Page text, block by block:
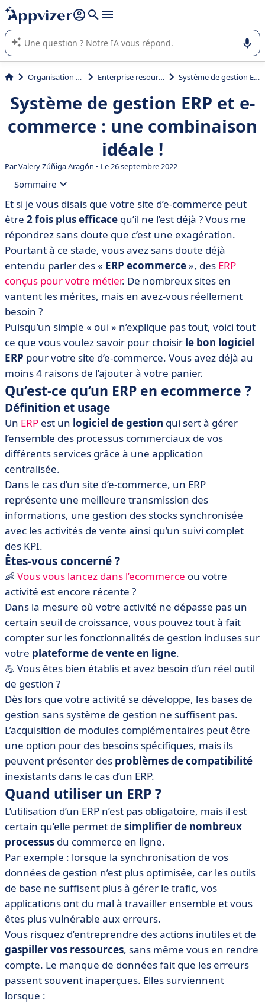
répondre (plusieurs lignes avec
L'IA de Appvizer vous guide dans l'utilisation ou la sélection de
logiciel SaaS en entreprise.
Organisation et planification Enterprise resource planning (ERP) Système de gestion ERP et e-commerce : une combinaison idéale !
Système de gestion ERP et e-
commerce : une combinaison
idéale !
Par Valery Zúñiga Aragón • Le 26 septembre 2022
Sommaire
• Qu’est-ce qu’un ERP en ecommerce ?
• Quand utiliser un ERP ?
• Les 4 avantages + exemples de fonctionnalités utiles
• Et maintenant, comment choisir le bon logiciel ?
• En bref, un ERP ecommerce qu’est ce que ça vaut ?
Et si je vous disais que votre site d’e-commerce peut
être 2 fois plus efficace qu’il ne l’est déjà ? Vous me
répondrez sans doute que c’est une exagération.
Pourtant à ce stade, vous avez sans doute déjà
entendu parler des « ERP ecommerce», des ERP
conçus pour votre métier. De nombreux sites en
vantent les mérites, mais en avez-vous réellement
besoin ?
Puisqu’un simple « oui » n’explique pas tout, voici tout
ce que vous voulez savoir pour choisir le bon logiciel
ERP pour votre site d’e-commerce. Vous avez déjà au
moins 4 raisons de l’ajouter à votre panier.
Qu’est-ce qu’un ERP en ecommerce ?
Définition et usage
Un ERP est un logiciel de gestion qui sert à gérer
l’ensemble des processus commerciaux de vos
différents services grâce à une application
centralisée.
Dans le cas d’un site d’e-commerce, un ERP
représente une meilleure transmission des
informations, une gestion des stocks synchronisée
avec les activités de vente ainsi qu’un suivi complet
des KPI.
Êtes-vous concerné ?
👶 Vous vous lancez dans l’ecommerce ou votre
activité est encore récente ?
Dans la mesure où votre activité ne dépasse pas un
certain seuil de croissance, vous pouvez tout à fait
compter sur les fonctionnalités de gestion incluses sur
votre plateforme de vente en ligne.
💪 Vous êtes bien établis et avez besoin d’un réel outil
de gestion ?
Dès lors que votre activité se développe, les bases de
gestion sans système de gestion ne suffisent pas.
L’acquisition de modules complémentaires peut être
une option pour des besoins spécifiques, mais ils
peuvent présenter des problèmes de compatibilité
inexistants dans le cas d’un ERP.
Quand utiliser un ERP ?
L’utilisation d’un ERP n’est pas obligatoire, mais il est
certain qu’elle permet de simplifier de nombreux
processus du commerce en ligne.
Par exemple : lorsque la synchronisation de vos
données de gestion n’est plus optimisée, car les outils
de base ne suffisent plus à gérer le trafic, vos
applications ont du mal à travailler ensemble et vous
êtes plus vulnérable aux erreurs.
Vous risquez d’entreprendre des actions inutiles et de
gaspiller vos ressources, sans même vous en rendre
compte. Le manque de données fait que les erreurs
passent souvent inaperçues. Elles surviennent
lorsque :